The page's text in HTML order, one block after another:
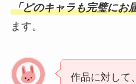
「どのキャラも完璧にお
ます。
作品に対して